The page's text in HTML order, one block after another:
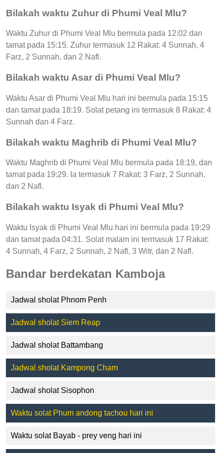
Bilakah waktu Zuhur di Phumi Veal Mlu?
Waktu Zuhur di Phumi Veal Mlu bermula pada 12:02 dan
tamat pada 15:15. Zuhur termasuk 12 Rakat: 4 Sunnah, 4
Farz, 2 Sunnah, dan 2 Nafl.
Bilakah waktu Asar di Phumi Veal Mlu?
Waktu Asar di Phumi Veal Mlu hari ini bermula pada 15:15
dan tamat pada 18:19. Solat petang ini termasuk 8 Rakat: 4
Sunnah dan 4 Farz.
Bilakah waktu Maghrib di Phumi Veal Mlu?
Waktu Maghrib di Phumi Veal Mlu bermula pada 18:19, dan
tamat pada 19:29. Ia termasuk 7 Rakat: 3 Farz, 2 Sunnah,
dan 2 Nafl.
Bilakah waktu Isyak di Phumi Veal Mlu?
Waktu Isyak di Phumi Veal Mlu hari ini bermula pada 19:29
dan tamat pada 04:31. Solat malam ini termasuk 17 Rakat:
4 Sunnah, 4 Farz, 2 Sunnah, 2 Nafl, 3 Witr, dan 2 Nafl.
Bandar berdekatan Kamboja
Jadwal sholat Phnom Penh
Jadwal sholat Siem Reap
Jadwal sholat Battambang
Jadwal sholat Kampong Cham
Jadwal sholat Sisophon
Waktu solat Phum andong tachou hari ini
Waktu solat Bayab - prey veng hari ini